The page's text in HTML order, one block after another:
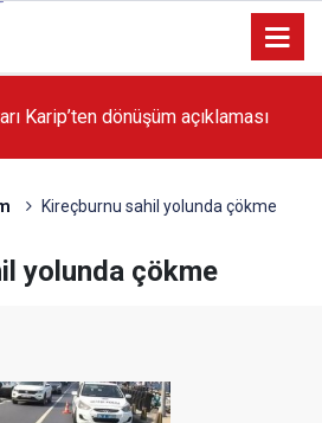
örnek proje gerçekleştirilecek'
Kireçburnu sahil yolunda çökme
yolunda çökme